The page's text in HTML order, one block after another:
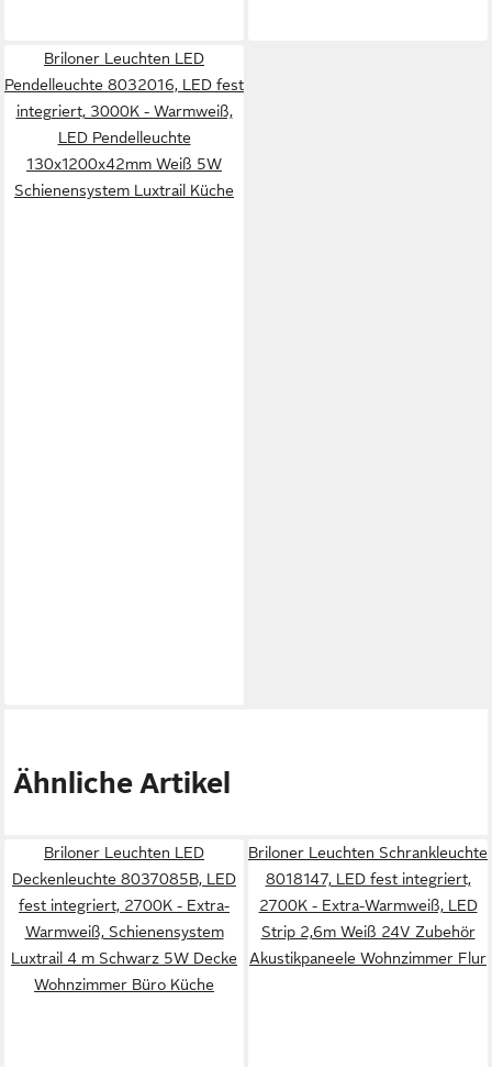
Briloner Leuchten LED
Pendelleuchte 8032016, LED fest
integriert, 3000K - Warmweiß,
LED Pendelleuchte
130x1200x42mm Weiß 5W
Schienensystem Luxtrail Küche
Ähnliche Artikel
Briloner Leuchten LED
Deckenleuchte 8037085B, LED
fest integriert, 2700K - Extra-
Warmweiß, Schienensystem
Luxtrail 4 m Schwarz 5W Decke
Wohnzimmer Büro Küche
Briloner Leuchten Schrankleuchte
8018147, LED fest integriert,
2700K - Extra-Warmweiß, LED
Strip 2,6m Weiß 24V Zubehör
Akustikpaneele Wohnzimmer Flur